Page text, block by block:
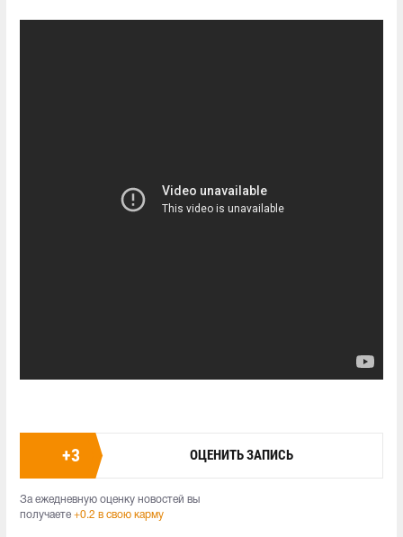
+3 ОЦЕНИТЬ ЗАПИСЬ
За ежедневную оценку новостей вы
получаете +0.2 в свою карму